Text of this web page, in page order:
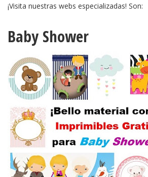
¡Visita nuestras webs especializadas! Son:
Baby Shower